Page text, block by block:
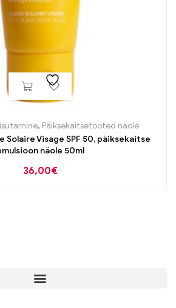
, Päiksekaitsetooted näole
Solaire Visage SPF 50, päiksekaitse
näole 50ml
36,00€